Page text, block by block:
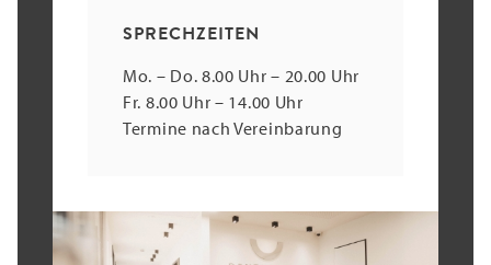
SPRECHZEITEN
Mo. – Do. 8.00 Uhr – 20.00 Uhr
Fr. 8.00 Uhr – 14.00 Uhr
Termine nach Vereinbarung